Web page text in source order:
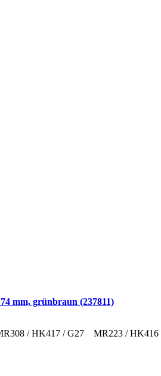
mm, grünbraun (237811)
/ HK417 / G27 MR223 / HK416